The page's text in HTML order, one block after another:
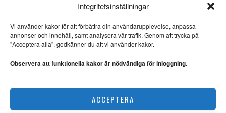
Integritetsinställningar
Vi använder kakor för att förbättra din användarupplevelse, anpassa
annonser och innehåll, samt analysera vår trafik. Genom att trycka på
"Acceptera alla", godkänner du att vi använder kakor.
Observera att funktionella kakor är nödvändiga för inloggning.
ACCEPTERA
Ulf Eklund kombinerar kärvhet med värme
SE ÄVEN
kyrkorummet
Öveds kyrka och tagit del